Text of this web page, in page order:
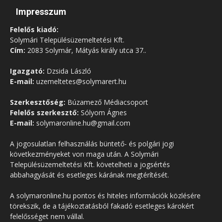
Impresszum
Felelős kiadó:
Solymári Településüzemeltetési Kft.
Cím: 2083 Solymár, Mátyás király utca 37..
Igazgató: Dzsida László
E-mail: uzemeltetes@solymarert.hu
Szerkesztőség: Búzamező Médiacsoport
Felelős szerkesztő: Sólyom Ágnes
E-mail: solymaronline.hu@gmail.com
A jogosulatlan felhasználás büntető- és polgári jogi
következményeket von maga után. A Solymári
Településüzemeltetési Kft. követelheti a jogsértés
abbahagyását és esetleges kárának megtérítését.
A solymaronline.hu pontos és hiteles információk közlésére
törekszik, de a tájékoztatásból fakadó esetleges károkért
felelősséget nem vállal.